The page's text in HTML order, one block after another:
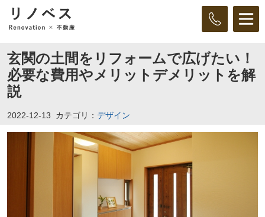
玄関の土間をリフォームで広げたい！
必要な費用やメリットデメリットを解
説
2022-12-13 カテゴリ： デザイン